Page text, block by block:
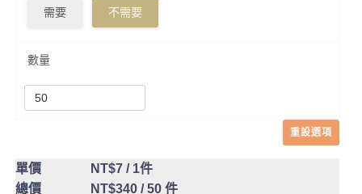
需要 不需要
數量
重設選項
單價 NT$7/ 1件
總價
NT$340/ 50 件